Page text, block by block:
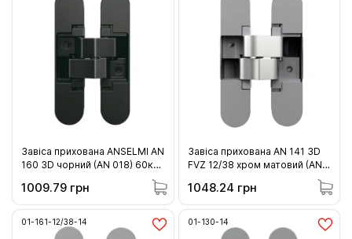
Завіса прихована ANSELMI AN
160 3D чорний (AN 018) 60кг
1009.79 грн
Завіса прихована AN 141 3D
FVZ 12/38 хром матовий (AN
014) 40кг (01-141-12/38-14 )
1048.24 грн
01-161-12/38-14 01-130-14